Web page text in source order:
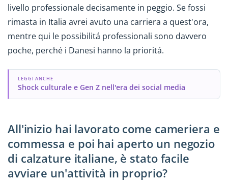
livello professionale decisamente in peggio. Se fossi
rimasta in Italia avrei avuto una carriera a quest'ora,
mentre qui le possibilitá professionali sono davvero
poche, perché i Danesi hanno la prioritá.
LEGGI ANCHE
Shock culturale e Gen Z nell'era dei social media
All'inizio hai lavorato come cameriera e
commessa e poi hai aperto un negozio
di calzature italiane, è stato facile
avviare un'attività in proprio?